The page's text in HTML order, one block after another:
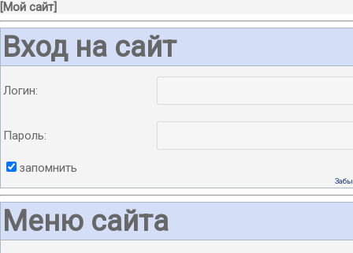
[Мой сайт]
Вход на сайт
Логин:
Пароль:
запомнить
Меню сайта